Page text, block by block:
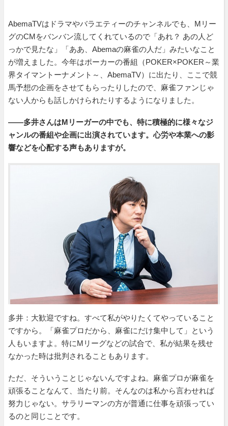
AbemaTVはドラマやバラエティーのチャンネルでも、Mリー
グのCMをバンバン流してくれているので「あれ？ あの人ど
っかで見たな」「ああ、Abemaの麻雀の人だ」みたいなこと
が増えました。今年はポーカーの番組（POKER×POKER～業
界タイマントーナメント～、AbemaTV）に出たり、ここで競
馬予想の企画をさせてもらったりしたので、麻雀ファンじゃ
ない人からも話しかけられたりするようになりました。
――多井さんはMリーガーの中でも、特に積極的に様々なジ
ャンルの番組や企画に出演されています。心労や本業への影
響などを心配する声もありますが。
多井：大歓迎ですね。すべて私がやりたくてやっていること
ですから。「麻雀プロだから、麻雀にだけ集中して」という
人もいますよ。特にMリーグなどの試合で、私が結果を残せ
なかった時は批判されることもあります。
ただ、そういうことじゃないんですよね。麻雀プロが麻雀を
頑張ることなんて、当たり前。そんなのは私から言わせれば
努力じゃない。サラリーマンの方が普通に仕事を頑張ってい
るのと同じことです。